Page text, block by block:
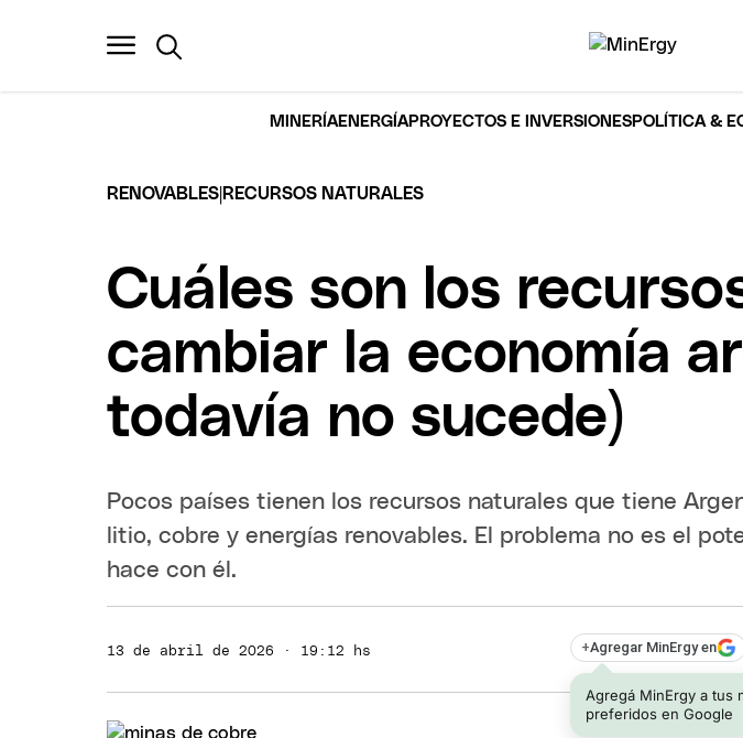
MINERÍAENERGÍAPROYECTOS E INVERSIONESPOLÍTICA &
RENOVABLES RECURSOS NATURALES
Cuáles son los
cambiar la economía
todavía no sucede)
Pocos países tienen los recursos naturales que tiene
litio, cobre y energías renovables. El problema no es el
hace con él.
13 de abril de 2026 · 19:12 hs +Agregar MinErgy en
Agregá MinErgy a tus
preferidos en Google